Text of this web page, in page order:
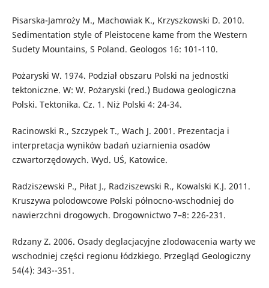
Pisarska-Jamroży M., Machowiak K., Krzyszkowski D. 2010.
Sedimentation style of Pleistocene kame from the Western
Sudety Mountains, S Poland. Geologos 16: 101-110.
Pożaryski W. 1974. Podział obszaru Polski na jednostki
tektoniczne. W: W. Pożaryski (red.) Budowa geologiczna
Polski. Tektonika. Cz. 1. Niż Polski 4: 24-34.
Racinowski R., Szczypek T., Wach J. 2001. Prezentacja i
interpretacja wyników badań uziarnienia osadów
czwartorzędowych. Wyd. UŚ, Katowice.
Radziszewski P., Piłat J., Radziszewski R., Kowalski K.J. 2011.
Kruszywa polodowcowe Polski północno-wschodniej do
nawierzchni drogowych. Drogownictwo 7–8: 226-231.
Rdzany Z. 2006. Osady deglacjacyjne zlodowacenia warty we
wschodniej części regionu łódzkiego. Przegląd Geologiczny
54(4): 343--351.